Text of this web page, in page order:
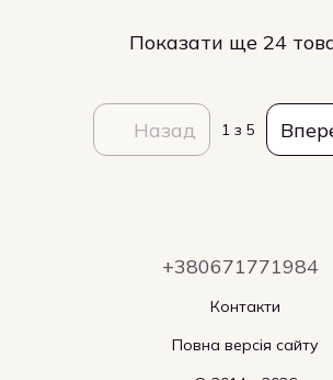
Показати ще 24
Назад 1 з 5
+380671771984
Контакти
Повна версія сайту